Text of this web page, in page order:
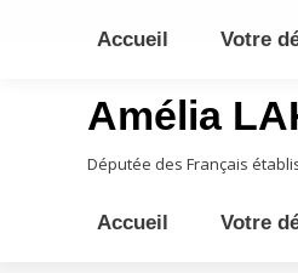
Amélia
Députée des Français
Accueil Votre
Accueil Votre